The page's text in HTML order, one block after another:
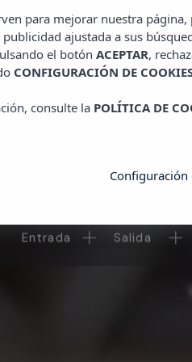
tus vacaciones y
Entrada Salida
para mejorar nuestra
ajustada a sus
el botón ACEPTAR,
CONFIGURACIÓN DE
consulte la POLÍTICA DE
Configuración